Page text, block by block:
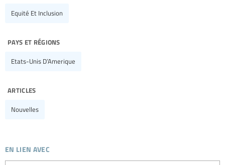
Equité Et Inclusion
pays et régions
Etats-Unis D’Amerique
articles
Nouvelles
en lien avec